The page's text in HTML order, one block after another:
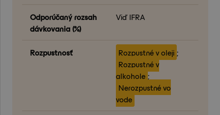
Odporúčaný rozsah
dávkovania (%)
Viď IFRA
Rozpustnosť Rozpustné v oleji ;
Rozpustné v
alkohole ;
Nerozpustné vo
vode